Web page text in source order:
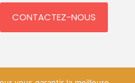
CONTACTEZ-NOUS